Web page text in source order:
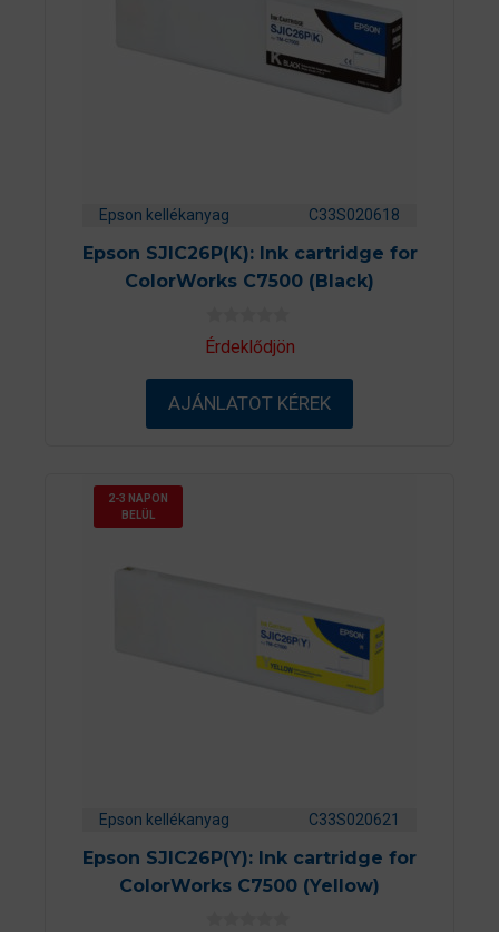
Epson kellékanyag C33S020618
Epson SJIC26P(K): Ink cartridge for
ColorWorks C7500 (Black)
0
a
-
ő
Érdeklődjön
AJÁNLATOT KÉREK
2-3 NAPON
BELÜL
Epson kellékanyag C33S020621
Epson SJIC26P(Y): Ink cartridge for
ColorWorks C7500 (Yellow)